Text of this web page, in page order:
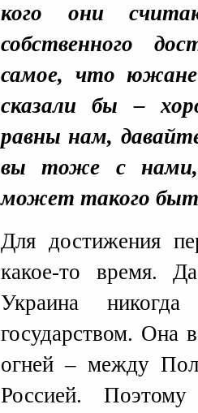
кого они
собственного
самое, что
сказали бы –
равны нам,
вы тоже с нами,
может такого
Для достижения
какое-то время.
Украина
государством. Она
огней – между
Россией.